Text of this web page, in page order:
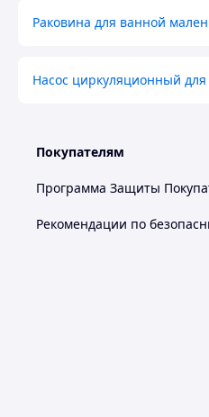
Раковина для ванной
Насос циркуляционный
Покупателям
Программа Защиты
Рекомендации по